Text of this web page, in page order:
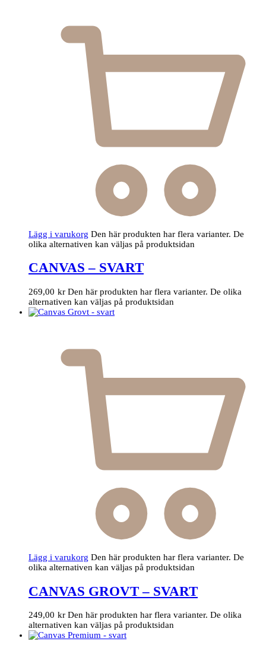
Lägg i varukorg Den här produkten har flera varianter. De
olika alternativen kan väljas på produktsidan
CANVAS – SVART
269,00 kr Den här produkten har flera varianter. De olika
alternativen kan väljas på produktsidan
Lägg i varukorg Den här produkten har flera varianter. De
olika alternativen kan väljas på produktsidan
CANVAS GROVT – SVART
249,00 kr Den här produkten har flera varianter. De olika
alternativen kan väljas på produktsidan